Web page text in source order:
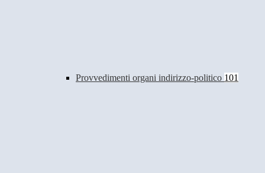
Provvedimenti organi indirizzo-politico 101